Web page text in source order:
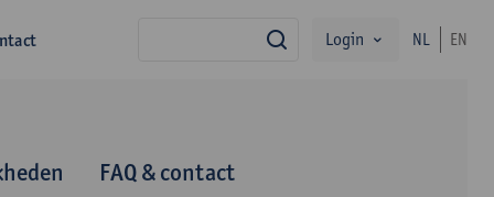
zoekLogin NL EN
FAQ & contact